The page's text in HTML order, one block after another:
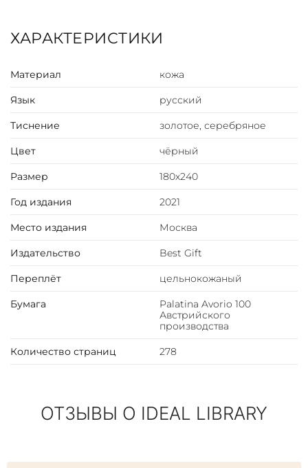
ОПИСАНИЕ
золотым и серебряным тиснением. Корешок
Palatina Avorio 100 Австрийского производства и
дополнен цветными иллюстрациями. Обрез оформлен
Форзац цельный из дизайнерской бумаги. Дублюра
Книга представлена в оригинальной подарочной
отличаться от представленных на фото.
ХАРАКТЕРИСТИКИ
Материал кожа
Язык русский
Тиснение золотое, серебряное
Цвет чёрный
Размер 180х240
Год издания 2021
Место издания Москва
Издательство Best Gift
Переплёт цельнокожаный
Бумага
Palatina Avorio 100
Австрийского
производства
Количество страниц 278
ОТЗЫВЫ О IDEAL LIBRARY